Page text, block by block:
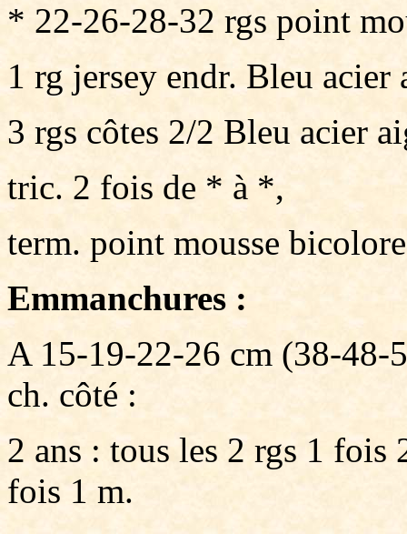
* 22-26-28-32 rgs point
1 rg jersey endr. Bleu acier
3 rgs côtes 2/2 Bleu acier
tric. 2 fois de * à *,
term. point mousse
Emmanchures :
A 15-19-22-26 cm (38-48-
ch. côté :
2 ans : tous les 2 rgs 1 fois
fois 1 m.